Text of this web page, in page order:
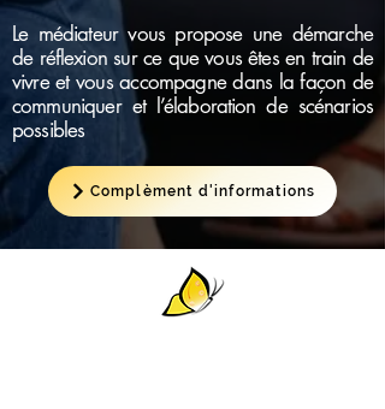
Le médiateur vous propose une démarche
de réflexion sur ce que vous êtes en train de
vivre et vous accompagne dans la façon de
communiquer et l’élaboration de scénarios
possibles
Complèment d'informations